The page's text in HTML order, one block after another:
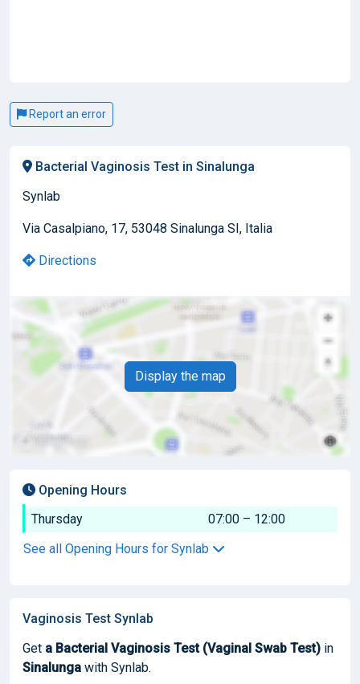
Report an error
Bacterial Vaginosis Test in Sinalunga
Synlab
Via Casalpiano, 17, 53048 Sinalunga SI, Italia
Directions
Display the map
Opening Hours
Thursday
07:00 – 12:00
See all Opening Hours for Synlab
Vaginosis Test Synlab
Get a Bacterial Vaginosis Test (Vaginal Swab Test) in
Sinalunga with Synlab.